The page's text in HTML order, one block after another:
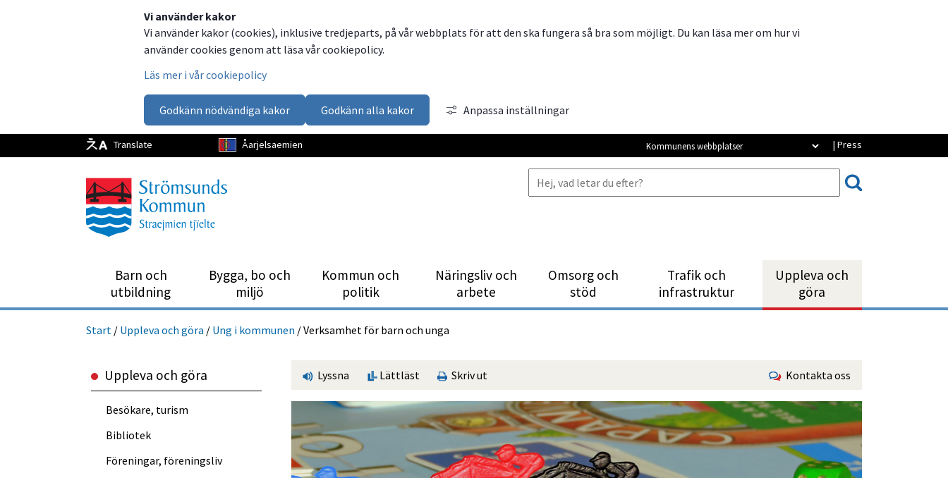
Vi använder kakor
Vi använder kakor (cookies), inklusive tredjeparts, på vår webbplats för att den ska fungera så bra som möjligt. Du kan läsa mer om hur vi
använder cookies genom att läsa vår cookiepolicy.
Läs mer i vår cookiepolicy
Godkänn nödvändiga kakor Godkänn alla kakor Anpassa inställningar
Translate Åarjelsaemien | Press
Kommunens webbplatser
Barn och
utbild­ning
Bygga, bo och
miljö
Kommun och
politik
Närings­liv och
arbete
Omsorg och
stöd
Trafik och
infrastruktur
Uppleva och
göra
Start / Uppleva och göra / Ung i kommunen /Verksamhet för barn och unga
Lyssna Lättläst Skriv ut Kontakta oss
Uppleva och göra
Besökare, turism
Bibliotek
Föreningar, föreningsliv